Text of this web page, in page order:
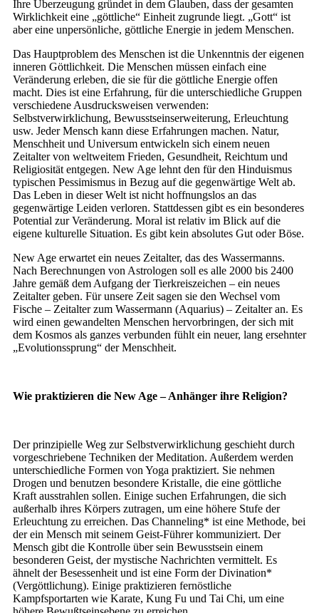
Ihre Überzeugung gründet in dem Glauben, dass der gesamten
Wirklichkeit eine „göttliche“ Einheit zugrunde liegt. „Gott“ ist
aber eine unpersönliche, göttliche Energie in jedem Menschen.
Das Hauptproblem des Menschen ist die Unkenntnis der eigenen
inneren Göttlichkeit. Die Menschen müssen einfach eine
Veränderung erleben, die sie für die göttliche Energie offen
macht. Dies ist eine Erfahrung, für die unterschiedliche Gruppen
verschiedene Ausdrucksweisen verwenden:
Selbstverwirklichung, Bewusstseinserweiterung, Erleuchtung
usw. Jeder Mensch kann diese Erfahrungen machen. Natur,
Menschheit und Universum entwickeln sich einem neuen
Zeitalter von weltweitem Frieden, Gesundheit, Reichtum und
Religiosität entgegen. New Age lehnt den für den Hinduismus
typischen Pessimismus in Bezug auf die gegenwärtige Welt ab.
Das Leben in dieser Welt ist nicht hoffnungslos an das
gegenwärtige Leiden verloren. Stattdessen gibt es ein besonderes
Potential zur Veränderung. Moral ist relativ im Blick auf die
eigene kulturelle Situation. Es gibt kein absolutes Gut oder Böse.
New Age erwartet ein neues Zeitalter, das des Wassermanns.
Nach Berechnungen von Astrologen soll es alle 2000 bis 2400
Jahre gemäß dem Aufgang der Tierkreiszeichen – ein neues
Zeitalter geben. Für unsere Zeit sagen sie den Wechsel vom
Fische – Zeitalter zum Wassermann (Aquarius) – Zeitalter an. Es
wird einen gewandelten Menschen hervorbringen, der sich mit
dem Kosmos als ganzes verbunden fühlt ein neuer, lang ersehnter
„Evolutionssprung“ der Menschheit.
Wie praktizieren die New Age – Anhänger ihre Religion?
Der prinzipielle Weg zur Selbstverwirklichung geschieht durch
vorgeschriebene Techniken der Meditation. Außerdem werden
unterschiedliche Formen von Yoga praktiziert. Sie nehmen
Drogen und benutzen besondere Kristalle, die eine göttliche
Kraft ausstrahlen sollen. Einige suchen Erfahrungen, die sich
außerhalb ihres Körpers zutragen, um eine höhere Stufe der
Erleuchtung zu erreichen. Das Channeling* ist eine Methode, bei
der ein Mensch mit seinem Geist-Führer kommuniziert. Der
Mensch gibt die Kontrolle über sein Bewusstsein einem
besonderen Geist, der mystische Nachrichten vermittelt. Es
ähnelt der Besessenheit und ist eine Form der Divination*
(Vergöttlichung). Einige praktizieren fernöstliche
Kampfsportarten wie Karate, Kung Fu und Tai Chi, um eine